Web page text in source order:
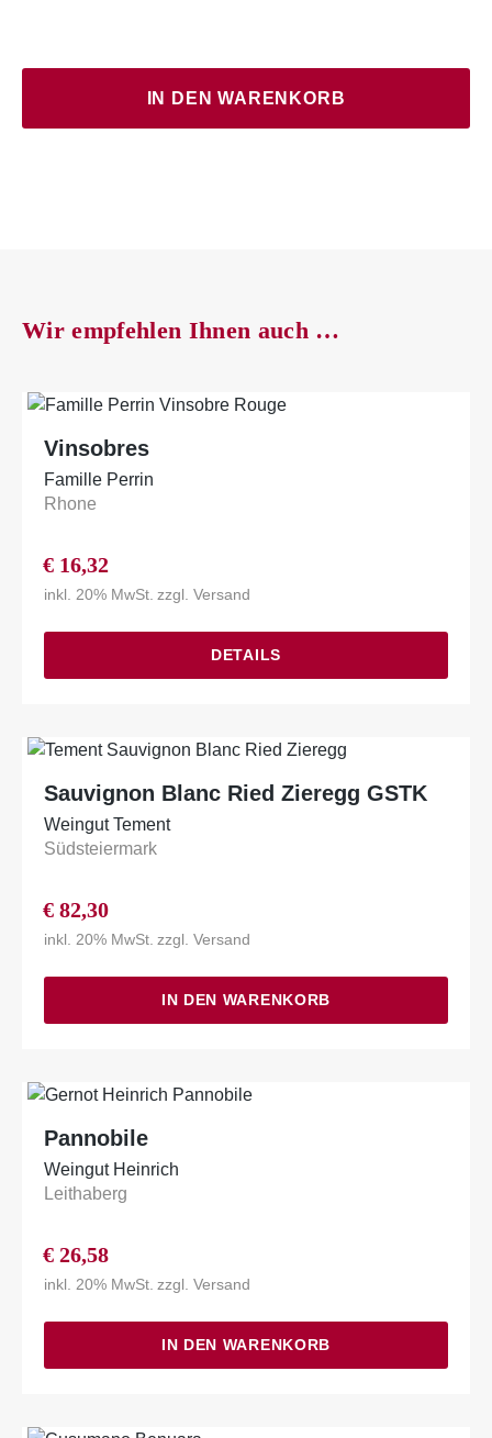
IN DEN WARENKORB
Wir empfehlen Ihnen auch …
Vinsobres
Famille Perrin
Rhone
€ 16,32
inkl. 20% MwSt. zzgl.Versand
DETAILS
Sauvignon Blanc Ried Zieregg GSTK
Weingut Tement
Südsteiermark
€ 82,30
inkl. 20% MwSt. zzgl.Versand
IN DEN WARENKORB
Pannobile
Weingut Heinrich
Leithaberg
€ 26,58
inkl. 20% MwSt. zzgl.Versand
IN DEN WARENKORB